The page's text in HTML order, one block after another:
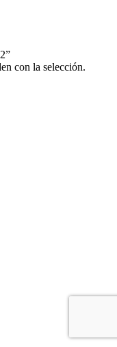
con la selección.